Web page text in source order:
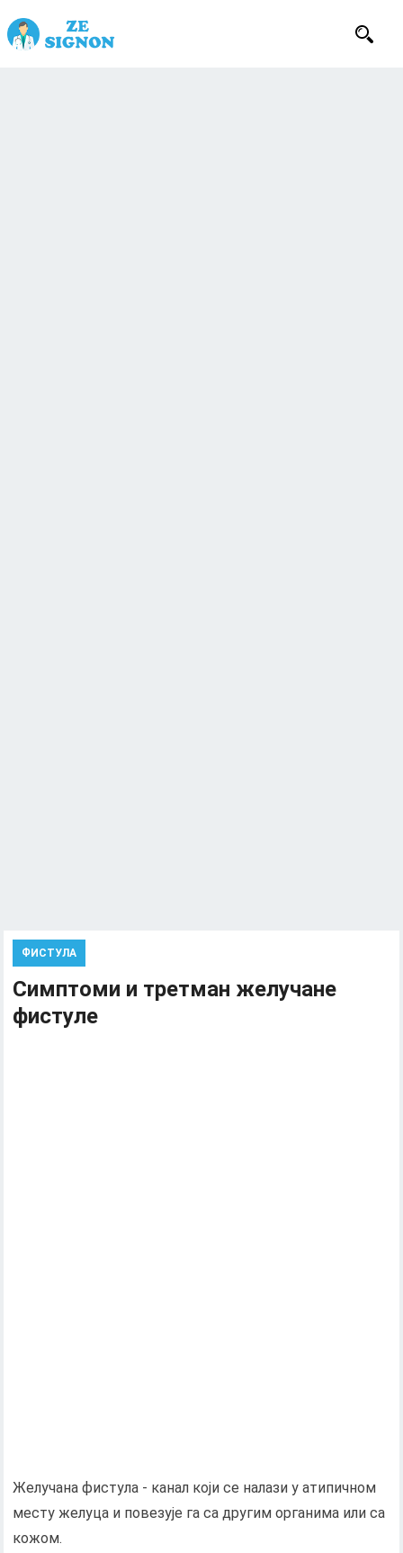
ФИСТУЛА
Симптоми и третман желучане
фистуле
Желучана фистула - канал који се налази у атипичном
месту желуца и повезује га са другим органима или са
кожом.